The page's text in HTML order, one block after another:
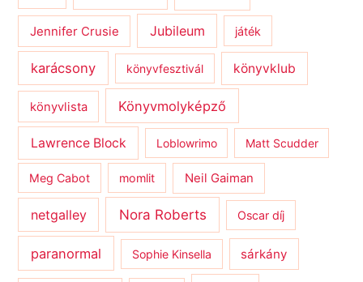
Jennifer Crusie Jubileum játék
karácsony könyvfesztivál könyvklub
könyvlista Könyvmolyképző
Lawrence Block Loblowrimo Matt Scudder
Meg Cabot momlit Neil Gaiman
netgalley Nora Roberts Oscar díj
paranormal Sophie Kinsella sárkány